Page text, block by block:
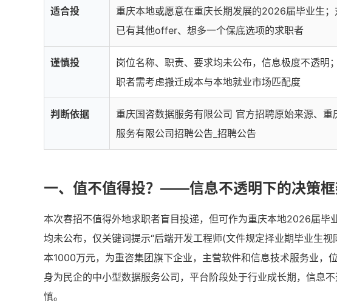
适合投
重庆本地或愿意在重庆长期发展的2026届毕业生
已有其他offer、想多一个保底选项的求职者
谨慎投
岗位名称、职责、要求均未公布，信息极度不透
职者需考虑搬迁成本与本地就业市场匹配度
判断依据
重庆国咨数据服务有限公司 官方招聘原始来源、
服务有限公司招聘公告_招聘公告
一、值不值得投？——信息不透明下的决策
本次春招不值得外地求职者盲目投递，但可作为重庆本地2026届毕
均未公布，仅关键词提示“后端开发工程师(文件规定择业期毕业生
本1000万元，为重咨集团旗下企业，主营软件和信息技术服务业，
身为民企的中小型数据服务公司，平台阶段处于行业成长期，信息
慎。